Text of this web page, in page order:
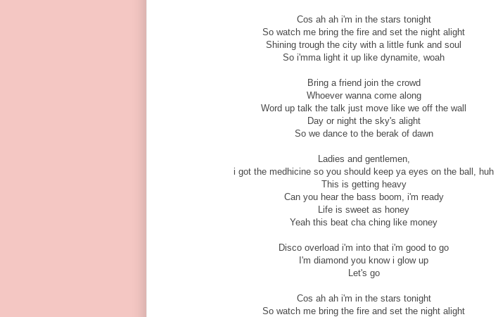
Cos ah ah i'm in the stars tonight
So watch me bring the fire and set the night alight
Shining trough the city with a little funk and soul
So i'mma light it up like dynamite, woah
Bring a friend join the crowd
Whoever wanna come along
Word up talk the talk just move like we off the wall
Day or night the sky's alight
So we dance to the berak of dawn
Ladies and gentlemen,
i got the medhicine so you should keep ya eyes on the ball, huh
This is getting heavy
Can you hear the bass boom, i'm ready
Life is sweet as honey
Yeah this beat cha ching like money
Disco overload i'm into that i'm good to go
I'm diamond you know i glow up
Let's go
Cos ah ah i'm in the stars tonight
So watch me bring the fire and set the night alight